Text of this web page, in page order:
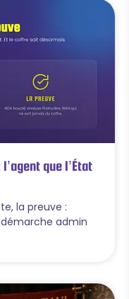
que l’État
la preuve :
admin